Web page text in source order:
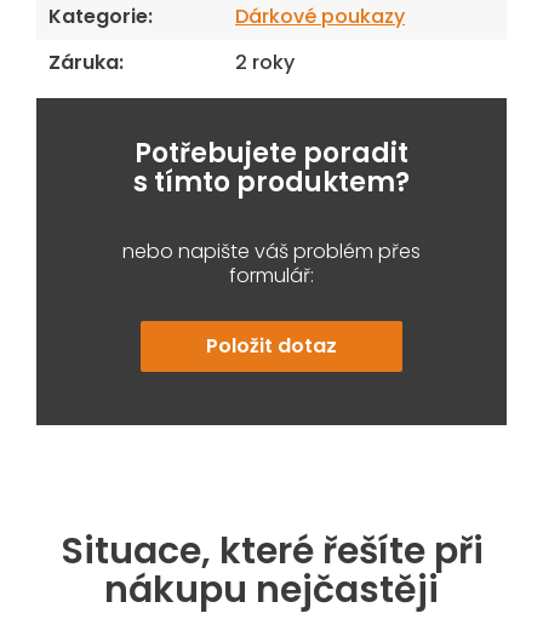
Kategorie:
Dárkové poukazy
Záruka: 2 roky
Potřebujete poradit
s tímto produktem?
nebo napište váš problém přes
formulář:
Položit dotaz
Situace, které řešíte při
nákupu nejčastěji